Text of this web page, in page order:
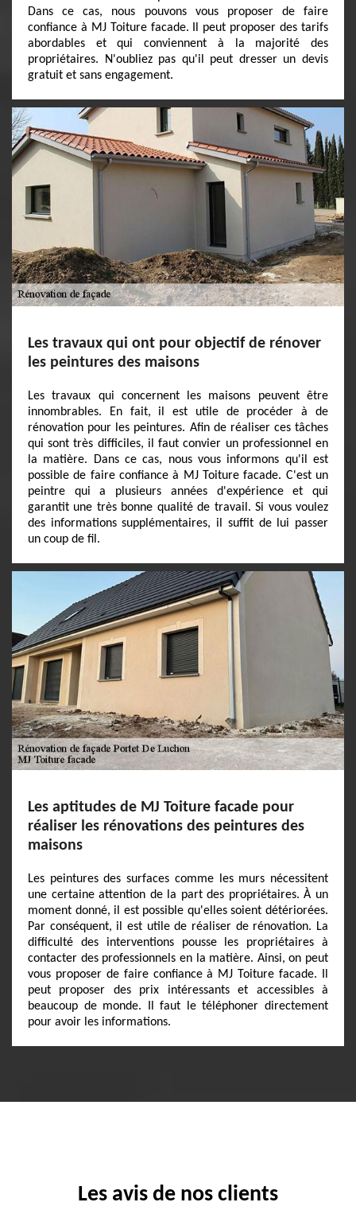
Dans ce cas, nous pouvons vous proposer de faire
confiance à MJ Toiture facade. Il peut proposer des tarifs
abordables et qui conviennent à la majorité des
propriétaires. N'oubliez pas qu'il peut dresser un devis
gratuit et sans engagement.
Les travaux qui ont pour objectif de rénover
les peintures des maisons
Les travaux qui concernent les maisons peuvent être
innombrables. En fait, il est utile de procéder à de
rénovation pour les peintures. Afin de réaliser ces tâches
qui sont très difficiles, il faut convier un professionnel en
la matière. Dans ce cas, nous vous informons qu'il est
possible de faire confiance à MJ Toiture facade. C'est un
peintre qui a plusieurs années d'expérience et qui
garantit une très bonne qualité de travail. Si vous voulez
des informations supplémentaires, il suffit de lui passer
un coup de fil.
Les aptitudes de MJ Toiture facade pour
réaliser les rénovations des peintures des
maisons
Les peintures des surfaces comme les murs nécessitent
une certaine attention de la part des propriétaires. À un
moment donné, il est possible qu'elles soient détériorées.
Par conséquent, il est utile de réaliser de rénovation. La
difficulté des interventions pousse les propriétaires à
contacter des professionnels en la matière. Ainsi, on peut
vous proposer de faire confiance à MJ Toiture facade. Il
peut proposer des prix intéressants et accessibles à
beaucoup de monde. Il faut le téléphoner directement
pour avoir les informations.
Les avis de nos clients